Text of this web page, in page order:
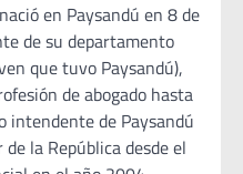
en Paysandú en 8 de
de su departamento
que tuvo Paysandú),
de abogado hasta
intendente de Paysandú
la República desde el